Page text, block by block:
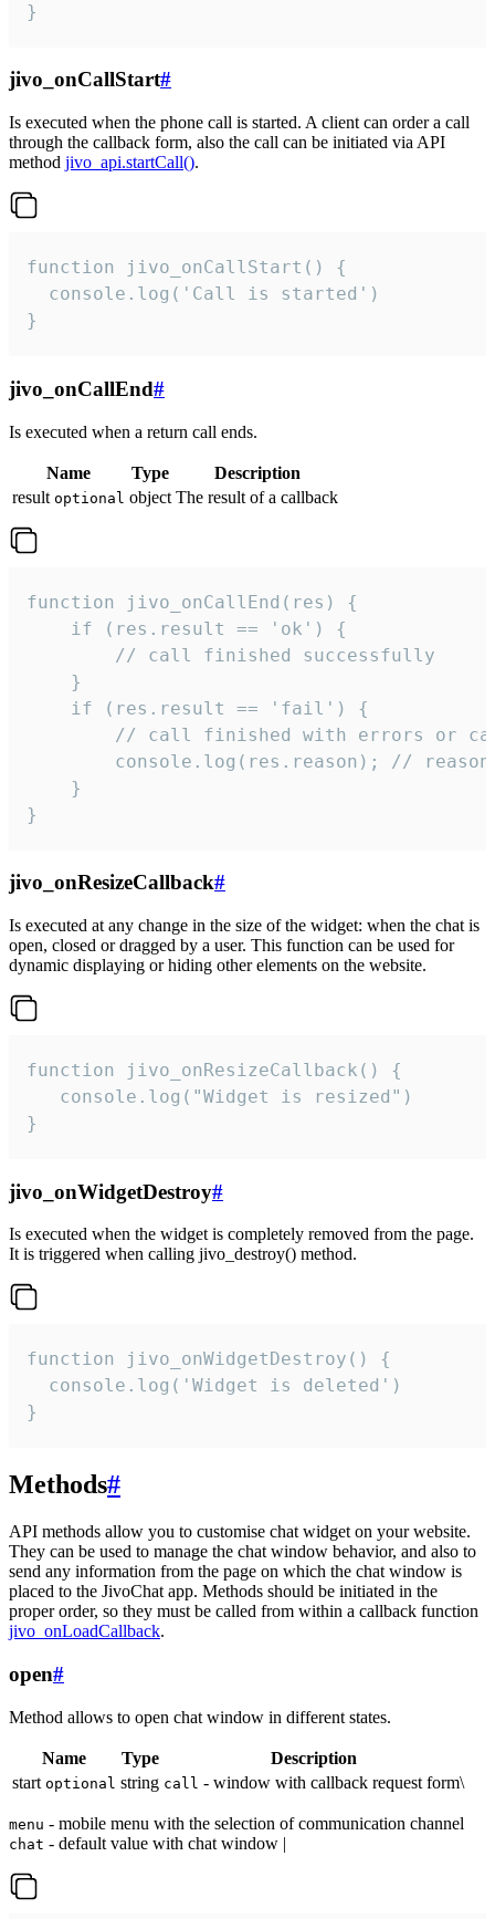
}
jivo_onCallStart#
Is executed when the phone call is started. A client can order a call
through the callback form, also the call can be initiated via API
method jivo_api.startCall().
function jivo_onCallStart() {
  console.log('Call is started')
}
jivo_onCallEnd#
Is executed when a return call ends.
Name Type
Description
result optional object The result of a callback
function jivo_onCallEnd(res) {
    if (res.result == 'ok') {
        // call finished successfully
    }
    if (res.result == 'fail') {
// call finished with errors or
console.log(res.reason); //
    }
}
jivo_onResizeCallback#
Is executed at any change in the size of the widget: when the chat is
open, closed or dragged by a user. This function can be used for
dynamic displaying or hiding other elements on the website.
function jivo_onResizeCallback() {
   console.log("Widget is resized")
}
jivo_onWidgetDestroy#
Is executed when the widget is completely removed from the page.
It is triggered when calling jivo_destroy() method.
function jivo_onWidgetDestroy() {
  console.log('Widget is deleted')
}
Methods#
API methods allow you to customise chat widget on your website.
They can be used to manage the chat window behavior, and also to
send any information from the page on which the chat window is
placed to the JivoChat app. Methods should be initiated in the
proper order, so they must be called from within a callback function
jivo_onLoadCallback.
open#
Method allows to open chat window in different states.
Name Type
Description
start optional string call - window with callback request form\
menu - mobile menu with the selection of communication channel
chat - default value with chat window |